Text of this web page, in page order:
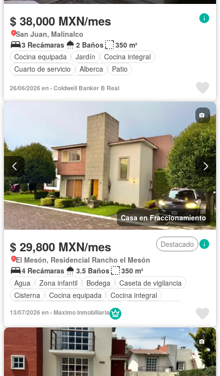
$ 38,000 MXN/mes
San Juan, Malinalco
3 Recámaras
2 Baños
350 m²
Cocina equipada
Jardín
Cocina integral
Cuarto de servicio
Alberca
Patio
26/06/2026 en - Coldwell Banker B Real
Casa en Fraccionamiento
$ 29,800 MXN/mes
Destacado
El Mesón, Residencial Rancho el Mesón
4 Recámaras
3.5 Baños
350 m²
Agua
Zona infantil Bodega
Caseta de vigilancia
Cisterna
Cocina equipada
Cocina integral
Electricidad
Despacho
Recámara con closet
Seguridad
Televisión por cable
Terraza
Wifi Zonas verdes Sin amueblar
13/07/2026 en - Maximo Inmobiliaria